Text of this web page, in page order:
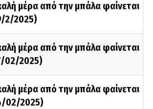
μέρα από την μπάλα φαίνεται
2/2025)
μέρα από την μπάλα φαίνεται
02/2025)
μέρα από την μπάλα φαίνεται
02/2025)